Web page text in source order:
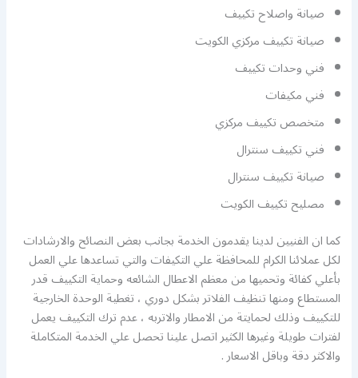
صيانة واصلاح تكييف
صيانة تكييف مركزي الكويت
فني وحدات تكييف
فني مكيفات
متخصص تكييف مركزي
فني تكييف سنترال
صيانة تكييف سنترال
مصليح تكييف الكويت
كما ان الفنيين لدينا يقدمون الخدمة بجانب بعض النصائح والارشادات
لكل عملائنا الكرام للمحافظة علي التكيفات والتي تساعدها علي العمل
بأعلي كفائة وتحميها من معظم الاعطال الشائعه وحماية التكييف قدر
المستطاع ومنها تنظيف الفلاتر بشكل دوري ، تغطية الوحدة الخارجية
للتكييف وذلك لحمايتة من الامطار والاتربه ، عدم ترك التكييف يعمل
لفترات طويلة وغيرها الكثير اتصل علينا تحصل علي الخدمة المتكاملة
والاكثر دقة وباقل الاسعار .